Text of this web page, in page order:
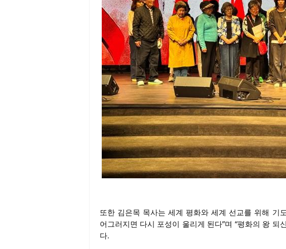
또한 김은목 목사는 세계 평화와 세계 선교를 위해 기
어그러지면 다시 포성이 울리게 된다”며 “평화의 왕
다.